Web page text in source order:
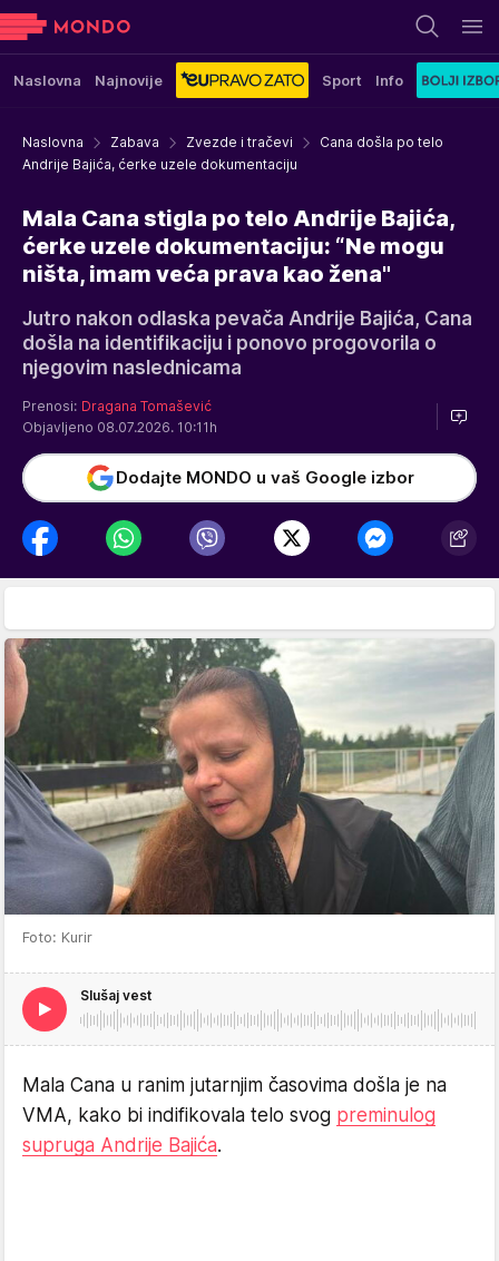
Naslovna Najnovije Sport Info
Naslovna Zabava Zvezde i tračevi
Cana došla po telo
Andrije Bajića, ćerke uzele dokumentaciju
Mala Cana stigla po telo Andrije Bajića,
ćerke uzele dokumentaciju: “Ne mogu
ništa, imam veća prava kao žena"
Jutro nakon odlaska pevača Andrije Bajića, Cana
došla na identifikaciju i ponovo progovorila o
njegovim naslednicama
Prenosi: Dragana Tomašević
Objavljeno 08.07.2026. 10:11h
Dodajte MONDO u vaš Google izbor
Foto: Kurir
Slušaj vest
Mala Cana u ranim jutarnjim časovima došla je na
VMA, kako bi indifikovala telo svog preminulog
supruga Andrije Bajića.